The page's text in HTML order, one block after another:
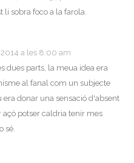
li sobra foco a la farola.
2014 a les 8:00 am
dues parts, la meua idea era
al fanal com un subjecte
era donar una sensació d'absent
potser caldria tenir mes
sé.